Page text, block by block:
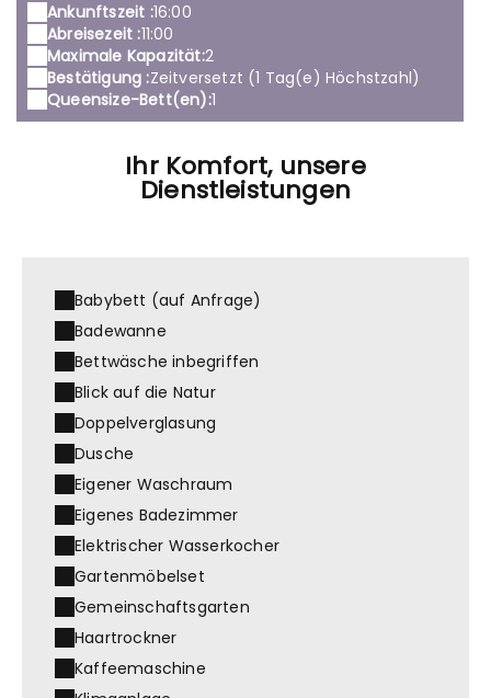
Ankunftszeit :16:00
Abreisezeit :11:00
Maximale Kapazität:2
Bestätigung :Zeitversetzt (1 Tag(e) Höchstzahl)
Queensize-Bett(en):1
Ihr Komfort, unsere
Dienstleistungen
Babybett (auf Anfrage)
Badewanne
Bettwäsche inbegriffen
Blick auf die Natur
Doppelverglasung
Dusche
Eigener Waschraum
Eigenes Badezimmer
Elektrischer Wasserkocher
Gartenmöbelset
Gemeinschaftsgarten
Haartrockner
Kaffeemaschine